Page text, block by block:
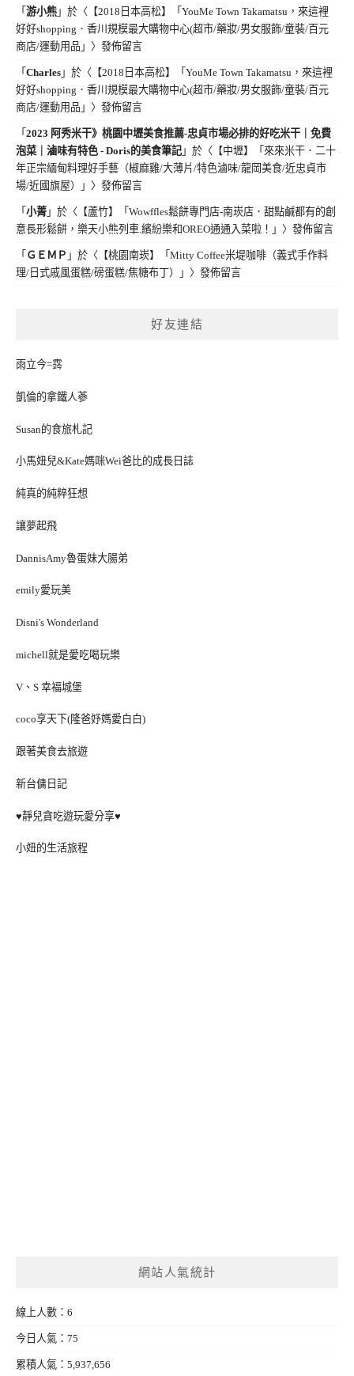
「 游小熊 」於〈 【2018日本高松】「YouMe Town Takamatsu，來這裡
好好shopping．香川規模最大購物中心(超市/藥妝/男女服飾/童裝/百元
商店/運動用品」 〉發佈留言
「 Charles 」於〈 【2018日本高松】「YouMe Town Takamatsu，來這裡
好好shopping．香川規模最大購物中心(超市/藥妝/男女服飾/童裝/百元
商店/運動用品」 〉發佈留言
「 2023 阿秀米干》桃園中壢美食推薦-忠貞市場必排的好吃米干｜免費
泡菜｜滷味有特色 - Doris的美食筆記 」於〈 【中壢】「來來米干．二十
年正宗緬甸料理好手藝（椒麻雞/大薄片/特色滷味/龍岡美食/近忠貞市
場/近國旗屋）」 〉發佈留言
「 小菁 」於〈 【蘆竹】「Wowffles鬆餅專門店-南崁店．甜點鹹都有的創
意長形鬆餅，樂天小熊列車.繽紛樂和OREO通通入菜啦！」 〉發佈留言
「 ＧＥＭＰ 」於〈 【桃園南崁】「Mitty Coffee米堤咖啡（義式手作料
理/日式戚風蛋糕/磅蛋糕/焦糖布丁）」 〉發佈留言
好友連結
雨立今=霠
凱倫的拿鐵人蔘
Susan的食旅札記
小馬妞兒&Kate媽咪Wei爸比的成長日誌
純真的純粹狂想
讓夢起飛
DannisAmy魯蛋妹大腸弟
emily愛玩美
Disni's Wonderland
michell就是愛吃喝玩樂
V、S 幸福城堡
coco享天下(隆爸妤媽愛白白)
跟著美食去旅遊
新台傭日記
♥靜兒貪吃遊玩愛分享♥
小妞的生活旅程
網站人氣統計
線上人數：6
今日人氣：75
累積人氣：5,937,656